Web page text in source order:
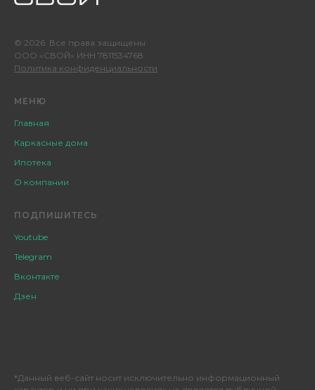
© 2026. Все права защищены
ООО «СВОЙ» ИНН 7811534768
Политика конфиденциальности
МЕНЮ
Главная
Каркасные дома
Ипотека
О компании
ПОДПИШИТЕСЬ
Youtube
Telegram
Вконтакте
Дзен
*Данный веб-сайт носит исключительно информационный